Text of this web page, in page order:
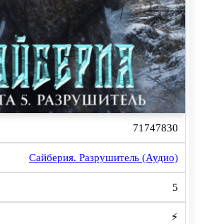
71747830
Сайберия. Разрушитель (Аудио)
5
⚡